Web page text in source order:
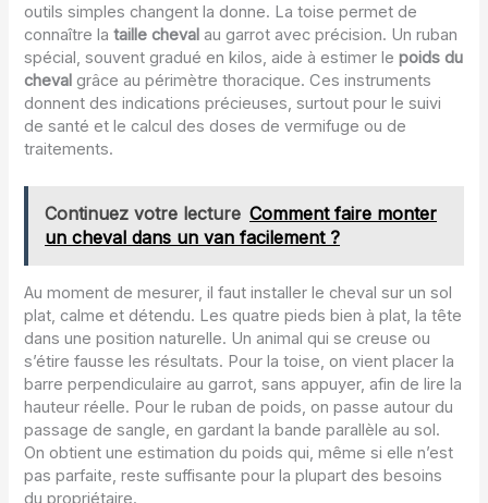
outils simples changent la donne. La toise permet de
connaître lataille cheval au garrot avec précision. Un ruban
spécial, souvent gradué en kilos, aide à estimer lepoids du
cheval grâce au périmètre thoracique. Ces instruments
donnent des indications précieuses, surtout pour le suivi
de santé et le calcul des doses de vermifuge ou de
traitements.
Continuez votre lecture Comment faire monter
un cheval dans un van facilement ?
Au moment de mesurer, il faut installer le cheval sur un sol
plat, calme et détendu. Les quatre pieds bien à plat, la tête
dans une position naturelle. Un animal qui se creuse ou
s’étire fausse les résultats. Pour la toise, on vient placer la
barre perpendiculaire au garrot, sans appuyer, afin de lire la
hauteur réelle. Pour le ruban de poids, on passe autour du
passage de sangle, en gardant la bande parallèle au sol.
On obtient une estimation du poids qui, même si elle n’est
pas parfaite, reste suffisante pour la plupart des besoins
du propriétaire.